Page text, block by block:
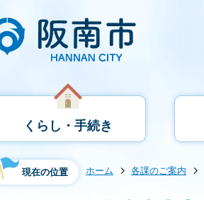
くらし・手続き
現在の位置 ホーム 各課のご案内